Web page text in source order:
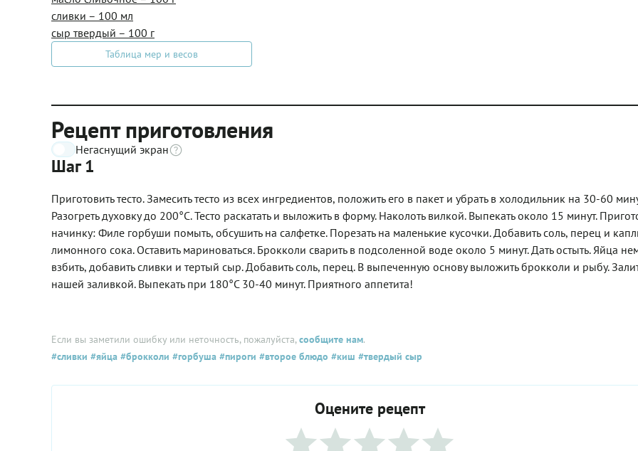
сливки – 100 мл
сыр твердый – 100 г
Таблица мер и весов
Рецепт приготовления
Негаснущий экран
Шаг 1
Приготовить тесто. Замесить тесто из всех ингредиентов, положить его в пакет и убрать в холодильник на 30-60
Разогреть духовку до 200°C. Тесто раскатать и выложить в форму. Наколоть вилкой. Выпекать около 15 минут.
начинку: Филе горбуши помыть, обсушить на салфетке. Порезать на маленькие кусочки. Добавить соль, перец и
лимонного сока. Оставить мариноваться. Брокколи сварить в подсоленной воде около 5 минут. Дать остыть. Яйца
взбить, добавить сливки и тертый сыр. Добавить соль, перец. В выпеченную основу выложить брокколи и рыбу.
нашей заливкой. Выпекать при 180°C 30-40 минут. Приятного аппетита!
Если вы заметили ошибку или неточность, пожалуйста,сообщите нам.
#сливки #яйца #брокколи #горбуша #пироги #второе блюдо #киш #твердый сыр
Оцените рецепт